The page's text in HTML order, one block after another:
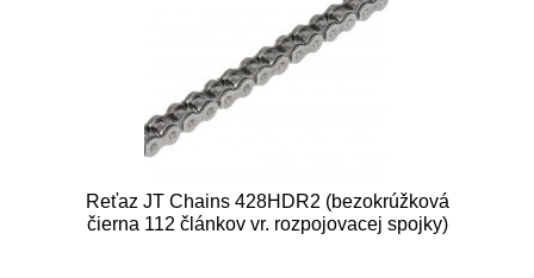
Reťaz JT Chains 428HDR2 (bezokrúžková
čierna 112 článkov vr. rozpojovacej spojky)